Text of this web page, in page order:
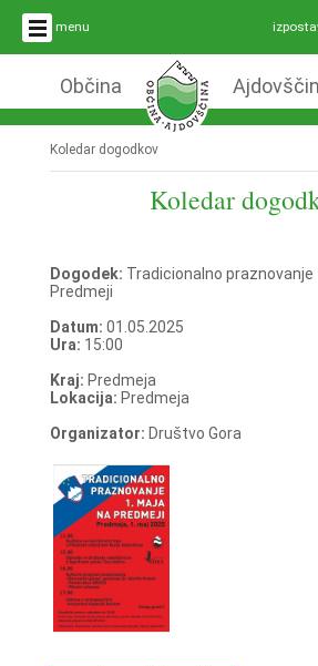
menu
Občina
Koledar dogodkov
Koledar
Dogodek: Tradicionalno praznovanje
Predmeji
Datum: 01.05.2025
Ura: 15:00
Kraj: Predmeja
Lokacija: Predmeja
Organizator: Društvo Gora